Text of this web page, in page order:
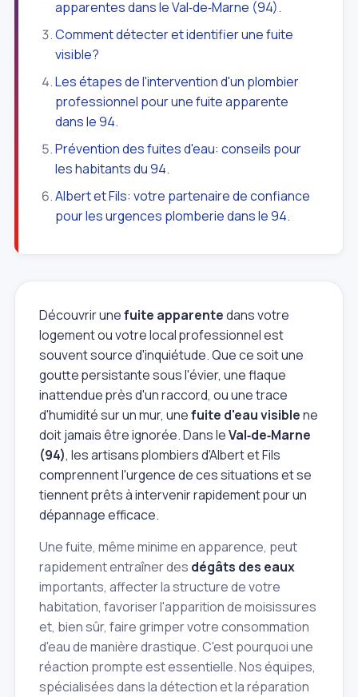
apparentes dans le Val‑de‑Marne (94).
Comment détecter et identifier une fuite
visible?
Les étapes de l'intervention d'un plombier
professionnel pour une fuite apparente
dans le 94.
Prévention des fuites d'eau: conseils pour
les habitants du 94.
Albert et Fils: votre partenaire de confiance
pour les urgences plomberie dans le 94.
Découvrir unefuite apparentedans votre
logement ou votre local professionnel est
souvent source d'inquiétude. Que ce soit une
goutte persistante sous l'évier, une flaque
inattendue près d'un raccord, ou une trace
d'humidité sur un mur, unefuite d'eau visiblene
doit jamais être ignorée. Dans leVal‑de‑Marne
(94), les artisans plombiers d'Albert et Fils
comprennent l'urgence de ces situations et se
tiennent prêts à intervenir rapidement pour un
dépannage efficace.
Une fuite, même minime en apparence, peut
rapidement entraîner des dégâts des eaux
importants, affecter la structure de votre
habitation, favoriser l'apparition de moisissures
et, bien sûr, faire grimper votre consommation
d'eau de manière drastique. C'est pourquoi une
réaction prompte est essentielle. Nos équipes,
spécialisées dans la détection et la réparation